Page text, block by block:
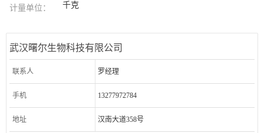
计量单位： 千克
武汉曙尔生物科技有限公司
联系人 罗经理
手机 13277972784
地址 汉南大道358号